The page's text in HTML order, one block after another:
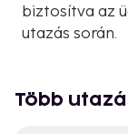
biztosítva az
utazás során.
Több